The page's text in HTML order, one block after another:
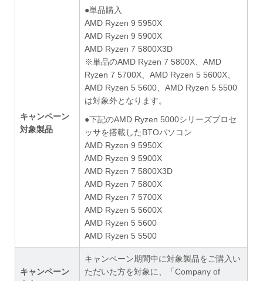
キャンペーン
対象製品
●単品購入
AMD Ryzen 9 5950X
AMD Ryzen 9 5900X
AMD Ryzen 7 5800X3D
※単品のAMD Ryzen 7 5800X、AMD
Ryzen 7 5700X、AMD Ryzen 5 5600X、
AMD Ryzen 5 5600、AMD Ryzen 5 5500
は対象外となります。
●下記のAMD Ryzen 5000シリーズプロセ
ッサを搭載したBTOパソコン
AMD Ryzen 9 5950X
AMD Ryzen 9 5900X
AMD Ryzen 7 5800X3D
AMD Ryzen 7 5800X
AMD Ryzen 7 5700X
AMD Ryzen 5 5600X
AMD Ryzen 5 5600
AMD Ryzen 5 5500
キャンペーン
キャンペーン期間中に対象製品をご購入い
ただいた方を対象に、「Company of